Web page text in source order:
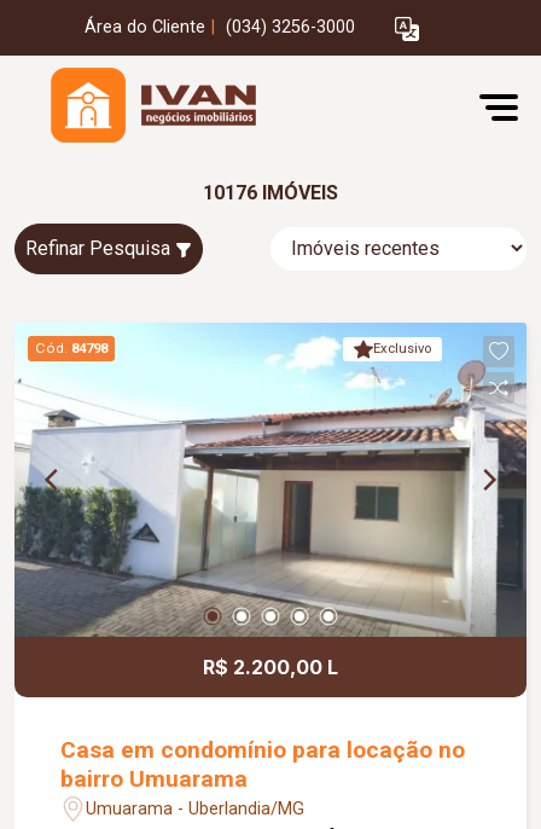
Área do Cliente (034) 3256-3000
10176 IMÓVEIS
Refinar Pesquisa
Exclusivo
Cód. 84798
R$ 2.200,00 L
Casa em condomínio para locação no
bairro Umuarama
Umuarama - Uberlandia/MG